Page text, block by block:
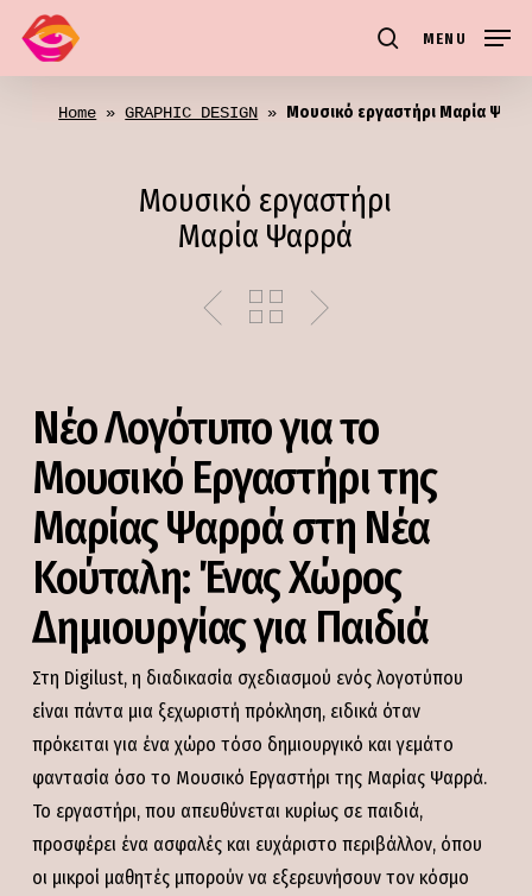
main
content
search
MENU
Home » GRAPHIC DESIGN » Μουσικό εργαστήρι Μαρία
Μουσικό εργαστήρι
Μαρία Ψαρρά
Νέο Λογότυπο για το
Μουσικό Εργαστήρι της
Μαρίας Ψαρρά στη Νέα
Κούταλη: Ένας Χώρος
Δημιουργίας για Παιδιά
Στη Digilust, η διαδικασία σχεδιασμού ενός λογοτύπου
είναι πάντα μια ξεχωριστή πρόκληση, ειδικά όταν
πρόκειται για ένα χώρο τόσο δημιουργικό και γεμάτο
φαντασία όσο το Μουσικό Εργαστήρι της Μαρίας Ψαρρά.
Το εργαστήρι, που απευθύνεται κυρίως σε παιδιά,
προσφέρει ένα ασφαλές και ευχάριστο περιβάλλον, όπου
οι μικροί μαθητές μπορούν να εξερευνήσουν τον κόσμο